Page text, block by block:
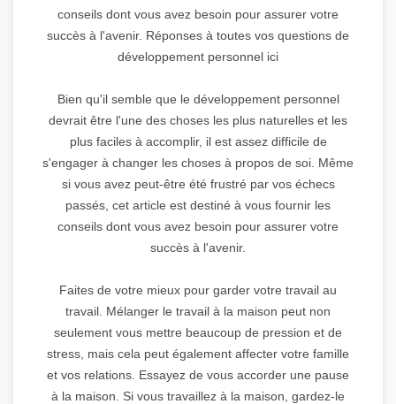
conseils dont vous avez besoin pour assurer votre
succès à l'avenir. Réponses à toutes vos questions de
développement personnel ici
Bien qu'il semble que le développement personnel
devrait être l'une des choses les plus naturelles et les
plus faciles à accomplir, il est assez difficile de
s'engager à changer les choses à propos de soi. Même
si vous avez peut-être été frustré par vos échecs
passés, cet article est destiné à vous fournir les
conseils dont vous avez besoin pour assurer votre
succès à l'avenir.
Faites de votre mieux pour garder votre travail au
travail. Mélanger le travail à la maison peut non
seulement vous mettre beaucoup de pression et de
stress, mais cela peut également affecter votre famille
et vos relations. Essayez de vous accorder une pause
à la maison. Si vous travaillez à la maison, gardez-le